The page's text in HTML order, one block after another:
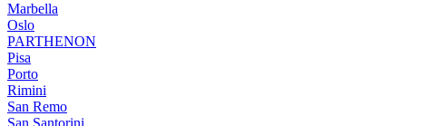
Marbella
Oslo
PARTHENON
Pisa
Porto
Rimini
San Remo
San Santorini